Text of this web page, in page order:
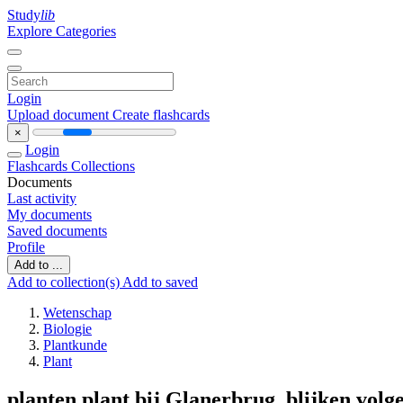
Studylib
Explore Categories
Login
Upload document Create flashcards
×
Login
Flashcards Collections
Documents
Last activity
My documents
Saved documents
Profile
Add to ...
Add to collection(s) Add to saved
Wetenschap
Biologie
Plantkunde
Plant